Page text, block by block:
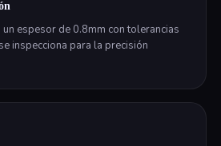
un espesor de 0.8mm con tolerancias
inspecciona para la precisión